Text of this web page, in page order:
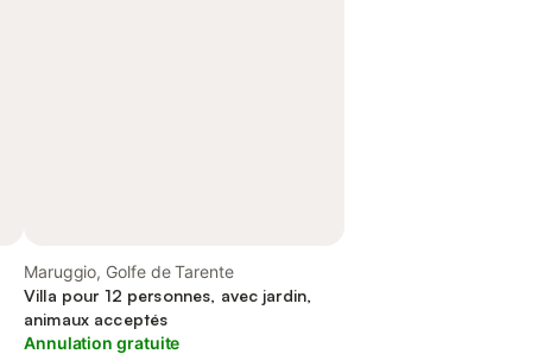
Maruggio, Golfe de Tarente
Villa pour 12 personnes, avec jardin,
animaux acceptés
Annulation gratuite